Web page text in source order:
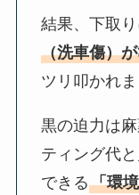
結果、下取
（洗車傷）
ツリ叩かれま
黒の迫力は
ティング代
できる「環